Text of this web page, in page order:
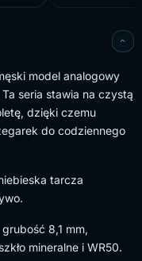
model analogowy
seria stawia na czystą
dzięki czemu
do codziennego
tarcza
8,1 mm,
mineralne i WR50.